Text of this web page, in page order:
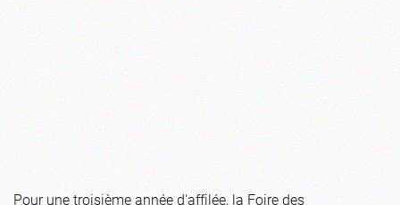
Pour une troisième année d'affilée, la Foire des